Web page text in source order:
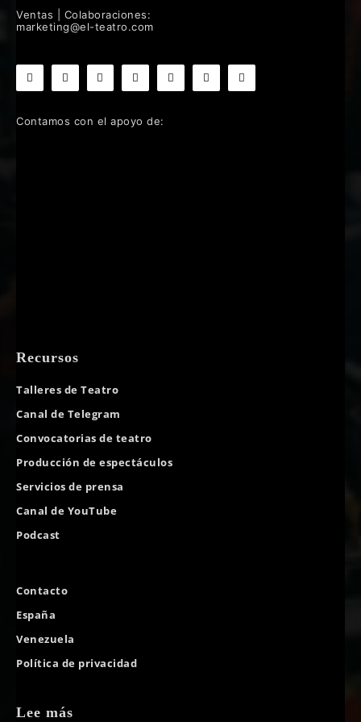
Ventas | Colaboraciones:
marketing@el-teatro.com
Contamos con el apoyo de:
Recursos
Talleres de Teatro
Canal de Telegram
Convocatorias de teatro
Producción de espectáculos
Servicios de prensa
Canal de YouTube
Podcast
Contacto
España
Venezuela
Política de privacidad
Lee más